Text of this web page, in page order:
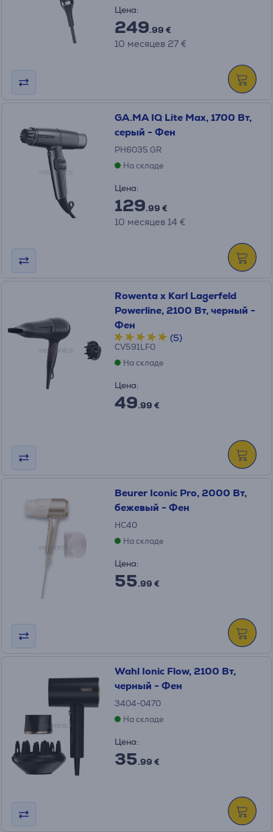
Цена:
249.99 €
10 месяцев 27 €
GA.MA IQ Lite Max, 1700 Вт,
серый - Фен
PH6035.GR
На складе
Цена:
129.99 €
10 месяцев 14 €
Rowenta x Karl Lagerfeld
Powerline, 2100 Вт, черный -
Фен
(5)
CV591LF0
На складе
Цена:
49.99 €
Beurer Iconic Pro, 2000 Вт,
бежевый - Фен
HC40
На складе
Цена:
55.99 €
Wahl Ionic Flow, 2100 Вт,
черный - Фен
3404-0470
На складе
Цена:
35.99 €